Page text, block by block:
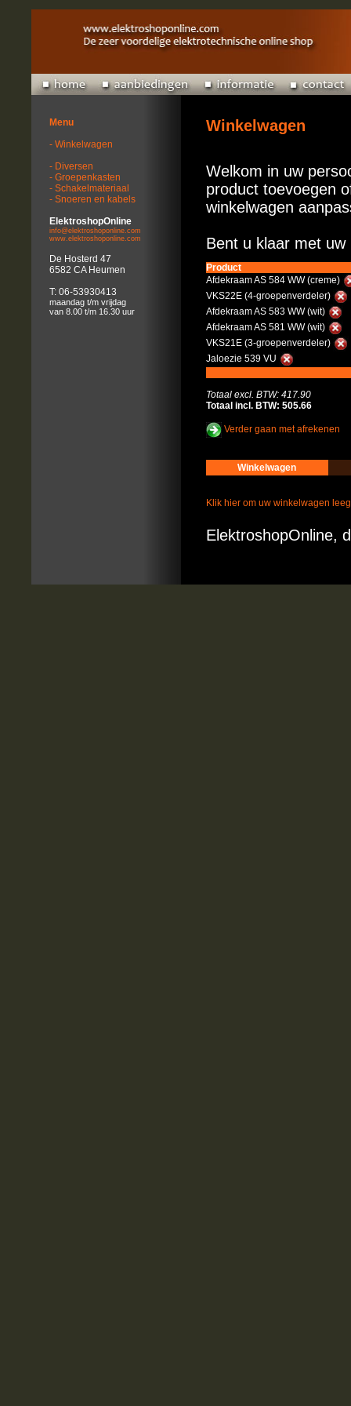
Menu
- Winkelwagen
- Diversen
- Groepenkasten
- Schakelmateriaal
- Snoeren en kabels
ElektroshopOnline
info@elektroshoponline.com
www.elektroshoponline.com
De Hosterd 47
6582 CA Heumen
T: 06-53930413
maandag t/m vrijdag
van 8.00 t/m 16.30 uur
Winkelwagen
Welkom in uw
product toevoegen
winkelwagen
Bent u klaar met
Product
Afdekraam AS 584 WW (creme)
VKS22E (4-groepenverdeler)
Afdekraam AS 583 WW (wit)
Afdekraam AS 581 WW (wit)
VKS21E (3-groepenverdeler)
Jaloezie 539 VU
Totaal excl. BTW: 417.90
Totaal incl. BTW: 505.66
Verder gaan met afrekenen
Winkelwagen
Klik hier om uw winkelwagen
ElektroshopOnline,